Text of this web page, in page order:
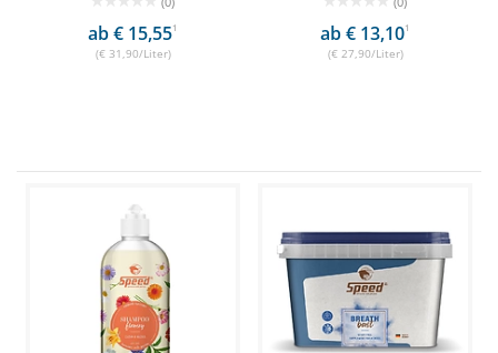
ab € 15,551
(€ 31,90/Liter)
ab € 13,101
(€ 27,90/Liter)